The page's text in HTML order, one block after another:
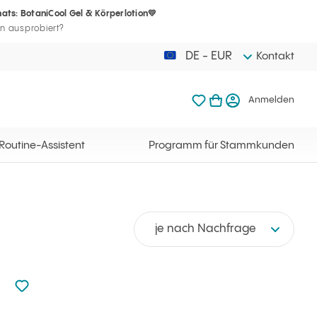
BotaniCool Gel & Körperlotion💛
ausprobiert?
DE - EUR Kontakt
meine Favoriten
Ihr Warenkorb ist
mein Warenkorb
Anmelden
Assistent Programm für Stammkunden
je nach Nachfrage
zu den Favoriten nicht hinzugefügt
zu Ihren Favoriten hinzufügen